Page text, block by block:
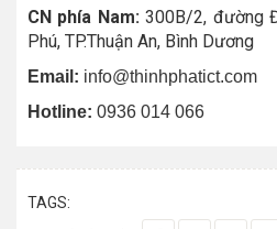
CN phía Nam:300B/2, đường
Phú, TP.Thuận An, Bình Dương
Email: info@thinhphatict.com
Hotline: 0936 014 066
TAGS: